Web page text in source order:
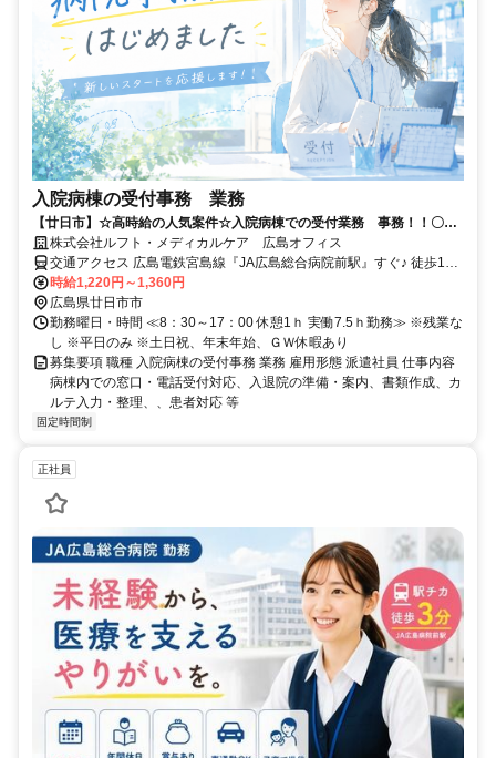
入院病棟の受付事務 業務
【廿日市】☆高時給の人気案件☆入院病棟での受付業務 事務！！〇高
収入〇交通費規定内支給〇土日祝休
株式会社ルフト・メディカルケア 広島オフィス
交通アクセス 広島電鉄宮島線『JA広島総合病院前駅』すぐ♪ 徒歩1分
で通いやすい♪ バイク通勤可・自転車可 ※電車通勤可♪（交通の便良
し） （車通勤不可）
時給1,220円～1,360円
広島県廿日市市
勤務曜日・時間 ≪8：30～17：00 休憩1ｈ 実働7.5ｈ勤務≫ ※残業な
し ※平日のみ ※土日祝、年末年始、ＧＷ休暇あり
募集要項 職種 入院病棟の受付事務 業務 雇用形態 派遣社員 仕事内容
病棟内での窓口・電話受付対応、入退院の準備・案内、書類作成、カ
ルテ入力・整理、、患者対応 等
固定時間制
正社員